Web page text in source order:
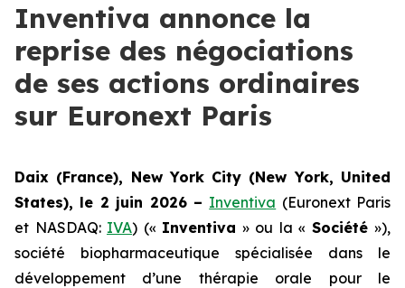
Inventiva annonce la
reprise des négociations
de ses actions ordinaires
sur Euronext Paris
Daix (France), New York City (New York, United
States), le 2 juin 2026 – Inventiva (Euronext Paris
et NASDAQ: IVA) (« Inventiva » ou la « Société »),
société biopharmaceutique spécialisée dans le
développement d’une thérapie orale pour le